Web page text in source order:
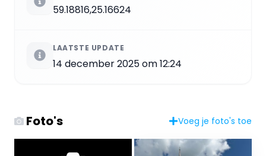
59.18816,25.16624
LAATSTE UPDATE
14 december 2025 om 12:24
Foto's Voeg je foto's toe